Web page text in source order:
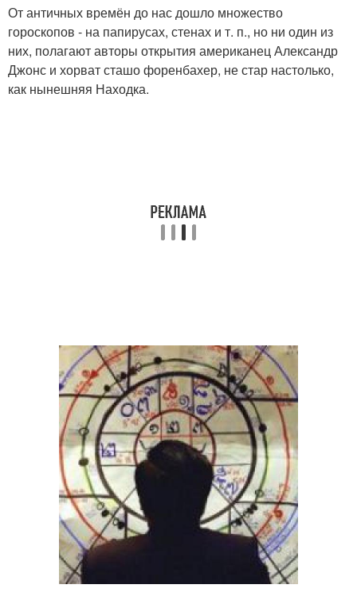
От античных времён до нас дошло множество
гороскопов - на папирусах, стенах и т. п., но ни один из
них, полагают авторы открытия американец Александр
Джонс и хорват сташо форенбахер, не стар настолько,
как нынешняя Находка.